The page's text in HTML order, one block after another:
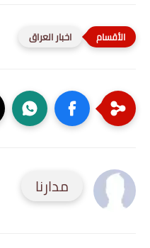
اخبار العراق
مدارنا